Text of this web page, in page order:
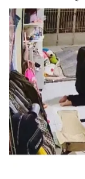
Thể thao
Bóng đá
Lịch thi đấu bóng đá
Thế giới thể thao
eSports
Hậu trường